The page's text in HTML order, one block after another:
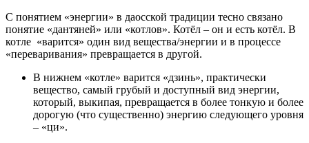
С понятием «энергии» в даосской традиции тесно связано
понятие «дантяней» или «котлов». Котёл – он и есть котёл. В
котле «варится» один вид вещества/энергии и в процессе
«переваривания» превращается в другой.
В нижнем «котле» варится «дзинь», практически
вещество, самый грубый и доступный вид энергии,
который, выкипая, превращается в более тонкую и более
дорогую (что существенно) энергию следующего уровня
– «ци».